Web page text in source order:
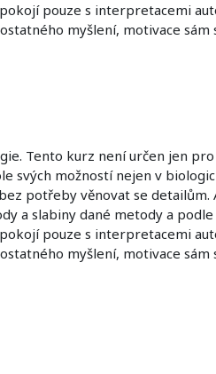
pouze s interpretacemi
myšlení, motivace sám
Tento kurz není určen jen
svých možností nejen v
potřeby věnovat se detailům.
a slabiny dané metody a
pouze s interpretacemi
myšlení, motivace sám